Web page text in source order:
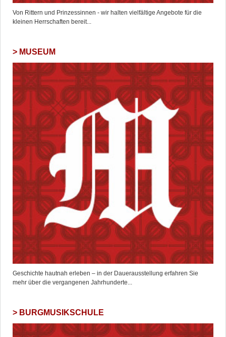
Von Rittern und Prinzessinnen - wir halten vielfältige Angebote für die
kleinen Herrschaften bereit...
MUSEUM
Geschichte hautnah erleben – in der Dauerausstellung erfahren Sie
mehr über die vergangenen Jahrhunderte...
BURGMUSIKSCHULE